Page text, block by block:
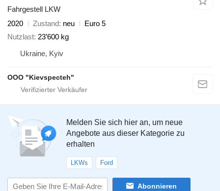
Fahrgestell LKW
2020
Zustand neu
Euro 5
Nutzlast 23’600 kg
Ukraine, Kyiv
OOO "Kievspecteh"
Melden Sie sich hier an, um neue
Angebote aus dieser Kategorie zu
erhalten
LKWs Ford
Abonnieren